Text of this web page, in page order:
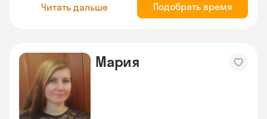
Читать дальше Подобрать время
Мария